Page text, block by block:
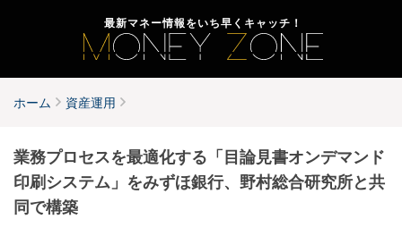
最新マネー情報をいち早くキャッチ！
ホーム 資産運用
業務プロセスを最適化する「目論見書オンデマンド
印刷システム」をみずほ銀行、野村総合研究所と共
同で構築